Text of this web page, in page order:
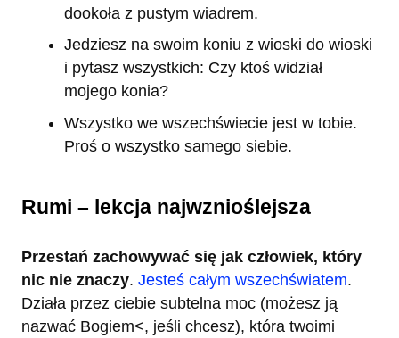
dookoła z pustym wiadrem.
Jedziesz na swoim koniu z wioski do wioski
i pytasz wszystkich: Czy ktoś widział
mojego konia?
Wszystko we wszechświecie jest w tobie.
Proś o wszystko samego siebie.
Rumi – lekcja najwznioślejsza
Przestań zachowywać się jak człowiek, który
nic nie znaczy. Jesteś całym wszechświatem.
Działa przez ciebie subtelna moc (możesz ją
nazwać Bogiem<, jeśli chcesz), która twoimi